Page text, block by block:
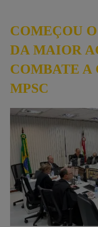
COMEÇOU
DA MAIOR
COMBATE A
MPSC